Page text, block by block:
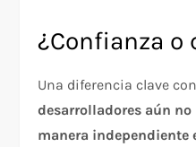
¿Confianza o
Una diferencia clave
desarrolladores aún
manera independiente